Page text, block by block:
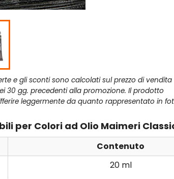
e gli sconti sono calcolati sul prezzo di vendita
30 gg. precedenti alla promozione. Il prodotto
leggermente da quanto rappresentato in
per Colori ad Olio Maimeri
Contenuto
20 ml